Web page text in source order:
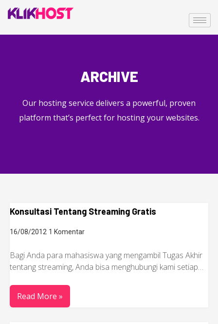
ARCHIVE
Our hosting service delivers a powerful, proven
platform that’s perfect for hosting your websites.
Konsultasi Tentang Streaming Gratis
16/08/2012 1 Komentar
Bagi Anda para mahasiswa yang mengambil Tugas Akhir
tentang streaming, Anda bisa menghubungi kami setiap…
Read More »